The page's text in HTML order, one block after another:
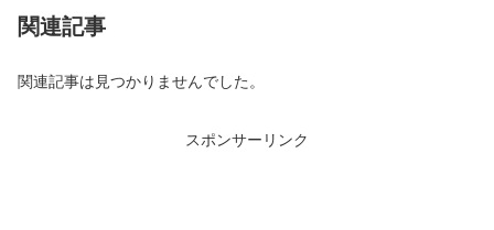
関連記事
関連記事は見つかりませんでした。
スポンサーリンク